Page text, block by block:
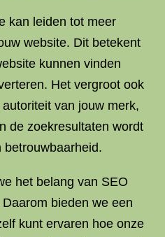
kan leiden tot meer
website. Dit betekent
kunnen vinden
Het vergroot ook
van jouw merk,
de zoekresultaten wordt
het belang van SEO
bieden we een
kunt ervaren hoe onze